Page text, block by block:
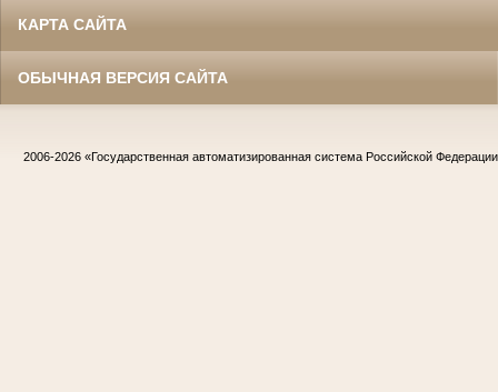
КАРТА САЙТА
ОБЫЧНАЯ ВЕРСИЯ САЙТА
2006-2026 «Государственная автоматизированная система Российской